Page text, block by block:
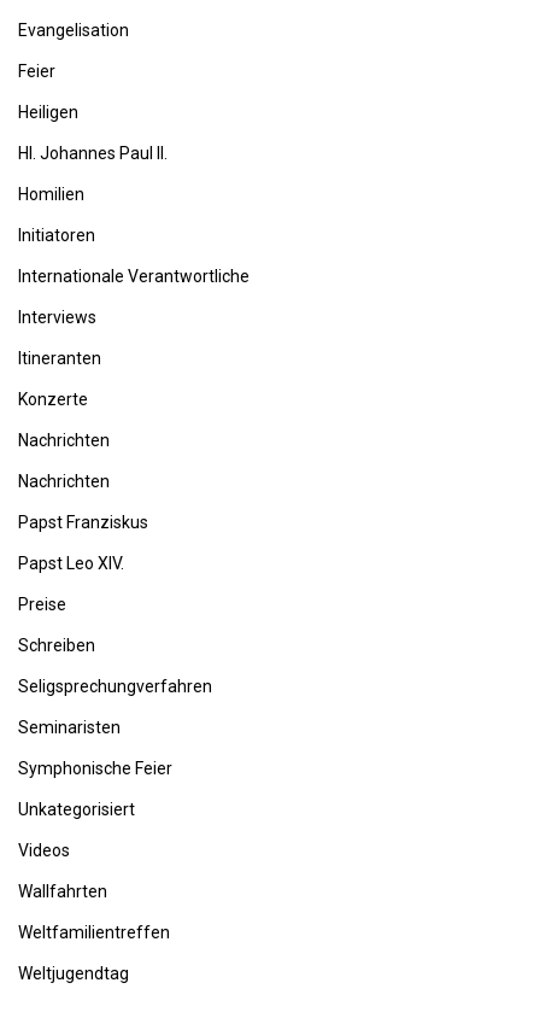
Evangelisation
Feier
Heiligen
Hl. Johannes Paul II.
Homilien
Initiatoren
Internationale Verantwortliche
Interviews
Itineranten
Konzerte
Nachrichten
Nachrichten
Papst Franziskus
Papst Leo XIV.
Preise
Schreiben
Seligsprechungverfahren
Seminaristen
Symphonische Feier
Unkategorisiert
Videos
Wallfahrten
Weltfamilientreffen
Weltjugendtag